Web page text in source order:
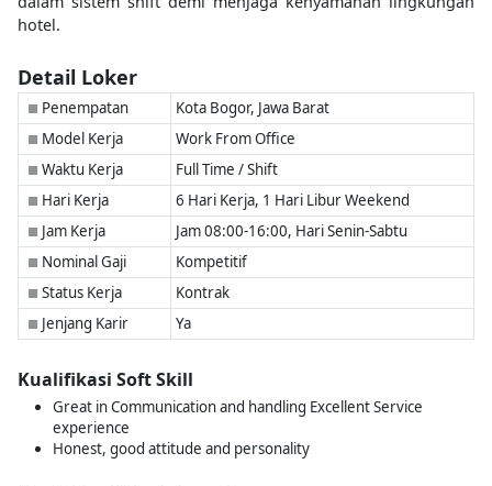
hotel.
Detail Loker
■ Penempatan Kota Bogor, Jawa Barat
■ Model Kerja Work From Office
■ Waktu Kerja Full Time / Shift
■ Hari Kerja 6 Hari Kerja, 1 Hari Libur Weekend
■ Jam Kerja Jam 08:00-16:00, Hari Senin-Sabtu
■ Nominal Gaji Kompetitif
■ Status Kerja Kontrak
■ Jenjang Karir Ya
Kualifikasi Soft Skill
Great in Communication and handling Excellent Service
experience
Honest, good attitude and personality